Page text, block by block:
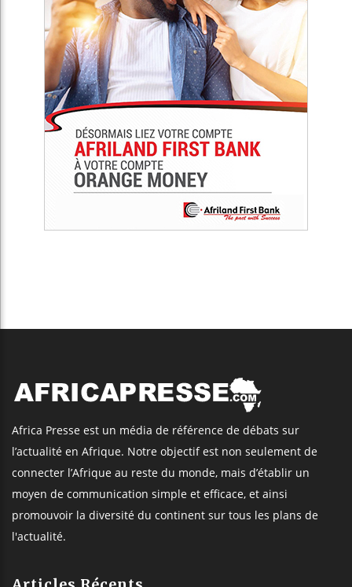
Africa Presse est un média de référence de débats sur
l’actualité en Afrique. Notre objectif est non seulement de
connecter l’Afrique au reste du monde, mais d’établir un
moyen de communication simple et efficace, et ainsi
promouvoir la diversité du continent sur tous les plans de
l'actualité.